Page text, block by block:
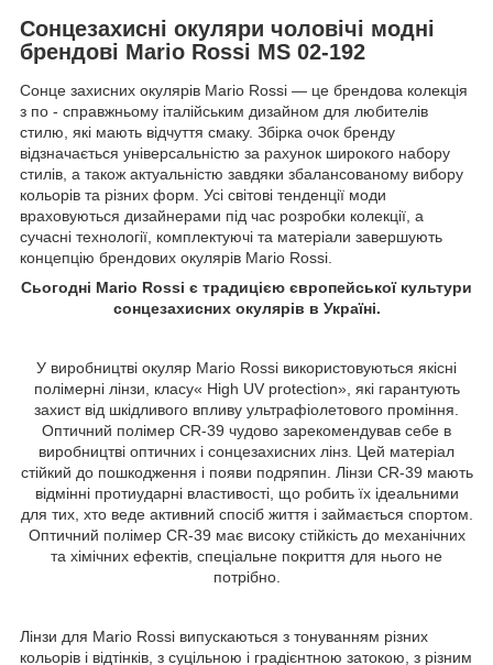
Сонцезахисні окуляри чоловічі модні
брендові Mario Rossi MS 02-192
Сонце захисних окулярів Mario Rossi — це брендова колекція
з по - справжньому італійським дизайном для любителів
стилю, які мають відчуття смаку. Збірка очок бренду
відзначається універсальністю за рахунок широкого набору
стилів, а також актуальністю завдяки збалансованому вибору
кольорів та різних форм. Усі світові тенденції моди
враховуються дизайнерами під час розробки колекції, а
сучасні технології, комплектуючі та матеріали завершують
концепцію брендових окулярів Mario Rossi.
Сьогодні Mario Rossi є традицією європейської культури
сонцезахисних окулярів в Україні.
У виробництві окуляр Mario Rossi використовуються якісні
полімерні лінзи, класу« High UV protection», які гарантують
захист від шкідливого впливу ультрафіолетового проміння.
Оптичний полімер CR-39 чудово зарекомендував себе в
виробництві оптичних і сонцезахисних лінз. Цей матеріал
стійкий до пошкодження і появи подряпин. Лінзи CR-39 мають
відмінні протиударні властивості, що робить їх ідеальними
для тих, хто веде активний спосіб життя і займається спортом.
Оптичний полімер CR-39 має високу стійкість до механічних
та хімічних ефектів, спеціальне покриття для нього не
потрібно.
Лінзи для Mario Rossi випускаються з тонуванням різних
кольорів і відтінків, з суцільною і градієнтною затокою, з різним